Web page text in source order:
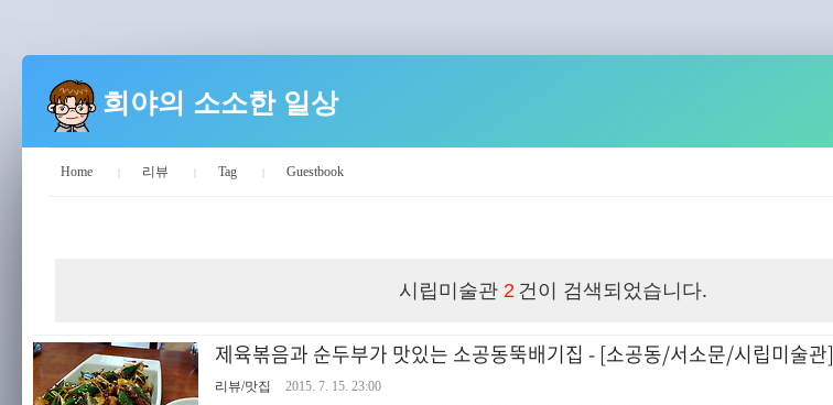
희야의 소소한 일상
Home 리뷰 Tag Guestbook
시립미술관 2 건이 검색되었습니다.
제육볶음과 순두부가 맛있는 소공동뚝배기집 - [소공동/서소문/시립미술관]
리뷰/맛집
2015. 7. 15. 23:00